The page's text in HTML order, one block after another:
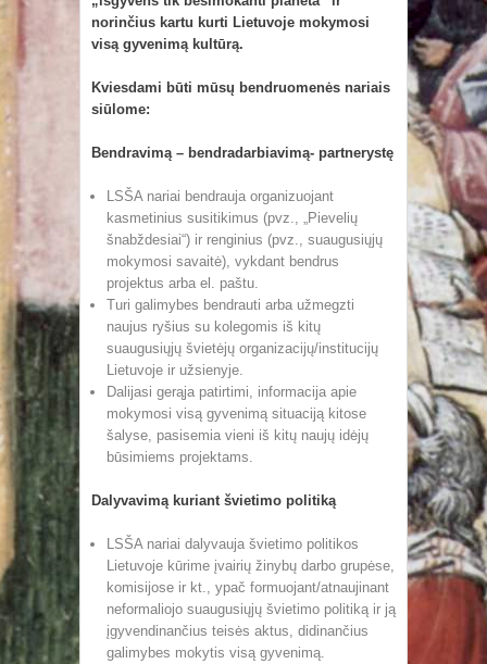
norinčius kartu kurti Lietuvoje mokymosi
visą gyvenimą kultūrą.
Kviesdami būti mūsų bendruomenės nariais
siūlome:
Bendravimą – bendradarbiavimą- partnerystę
LSŠA nariai bendrauja organizuojant
kasmetinius susitikimus (pvz., „Pievelių
šnabždesiai“) ir renginius (pvz., suaugusiųjų
mokymosi savaitė), vykdant bendrus
projektus arba el. paštu.
Turi galimybes bendrauti arba užmegzti
naujus ryšius su kolegomis iš kitų
suaugusiųjų švietėjų organizacijų/institucijų
Lietuvoje ir užsienyje.
Dalijasi gerąja patirtimi, informacija apie
mokymosi visą gyvenimą situaciją kitose
šalyse, pasisemia vieni iš kitų naujų idėjų
būsimiems projektams.
Dalyvavimą kuriant švietimo politiką
LSŠA nariai dalyvauja švietimo politikos
Lietuvoje kūrime įvairių žinybų darbo grupėse,
komisijose ir kt., ypač formuojant/atnaujinant
neformaliojo suaugusiųjų švietimo politiką ir ją
įgyvendinančius teisės aktus, didinančius
galimybes mokytis visą gyvenimą.